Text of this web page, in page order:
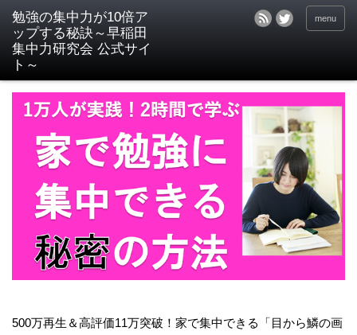
menu
500万再生＆高評価11万突破！家で集中できる「目から鱗の画